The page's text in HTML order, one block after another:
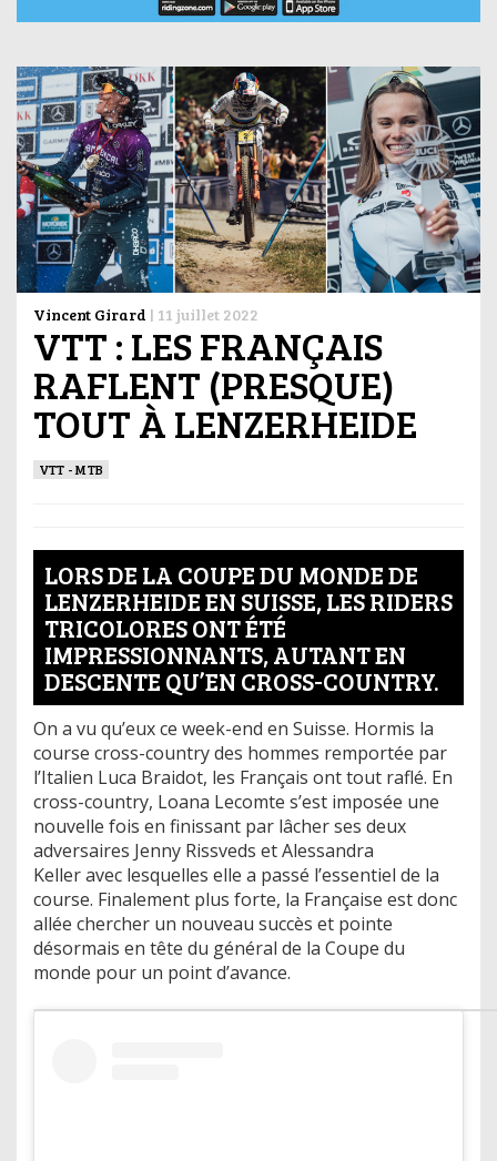
Vincent Girard | 11 juillet 2022
VTT : LES FRANÇAIS
RAFLENT (PRESQUE)
TOUT À LENZERHEIDE
VTT - MTB
LORS DE LA COUPE DU MONDE DE
LENZERHEIDE EN SUISSE, LES RIDERS
TRICOLORES ONT ÉTÉ
IMPRESSIONNANTS, AUTANT EN
DESCENTE QU’EN CROSS-COUNTRY.
On a vu qu’eux ce week-end en Suisse. Hormis la
course cross-country des hommes remportée par
l’Italien Luca Braidot, les Français ont tout raflé. En
cross-country, Loana Lecomte s’est imposée une
nouvelle fois en finissant par lâcher ses deux
adversaires Jenny Rissveds et Alessandra
Keller avec lesquelles elle a passé l’essentiel de la
course. Finalement plus forte, la Française est donc
allée chercher un nouveau succès et pointe
désormais en tête du général de la Coupe du
monde pour un point d’avance.